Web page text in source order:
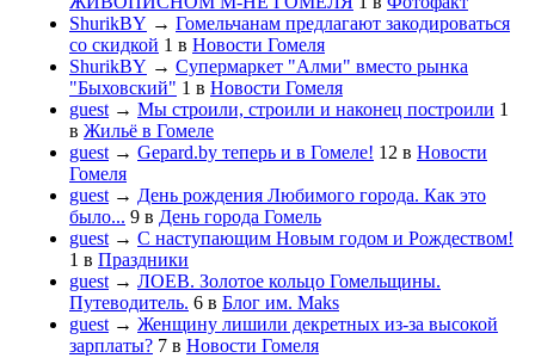
ShurikBY → Гомельчанам предлагают закодироваться
со скидкой 1 в Новости Гомеля
ShurikBY → Супермаркет "Алми" вместо рынка
"Быховский" 1 в Новости Гомеля
guest → Мы строили, строили и наконец построили 1
в Жильё в Гомеле
guest → Gepard.by теперь и в Гомеле! 12 в Новости
Гомеля
guest → День рождения Любимого города. Как это
было... 9 в День города Гомель
guest → С наступающим Новым годом и Рождеством!
1 в Праздники
guest → ЛОЕВ. Золотое кольцо Гомельщины.
Путеводитель. 6 в Блог им. Maks
guest → Женщину лишили декретных из-за высокой
зарплаты? 7 в Новости Гомеля